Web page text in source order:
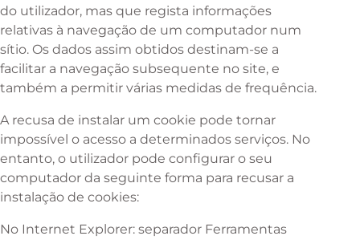
do utilizador, mas que regista informações
relativas à navegação de um computador num
sítio. Os dados assim obtidos destinam-se a
facilitar a navegação subsequente no site, e
também a permitir várias medidas de frequência.
A recusa de instalar um cookie pode tornar
impossível o acesso a determinados serviços. No
entanto, o utilizador pode configurar o seu
computador da seguinte forma para recusar a
instalação de cookies:
No Internet Explorer: separador Ferramentas